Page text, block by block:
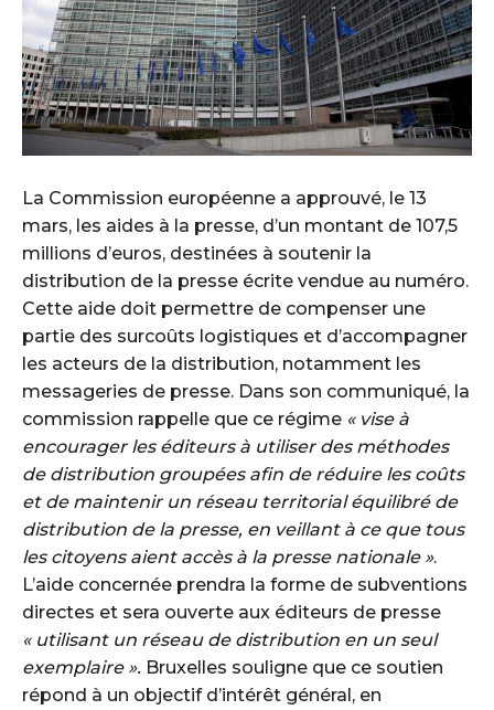
La Commission européenne a approuvé, le 13
mars, les aides à la presse, d’un montant de 107,5
millions d’euros, destinées à soutenir la
distribution de la presse écrite vendue au numéro.
Cette aide doit permettre de compenser une
partie des surcoûts logistiques et d’accompagner
les acteurs de la distribution, notamment les
messageries de presse. Dans son communiqué, la
commission rappelle que ce régime « vise à
encourager les éditeurs à utiliser des méthodes
de distribution groupées afin de réduire les coûts
et de maintenir un réseau territorial équilibré de
distribution de la presse, en veillant à ce que tous
les citoyens aient accès à la presse nationale ».
L’aide concernée prendra la forme de subventions
directes et sera ouverte aux éditeurs de presse
« utilisant un réseau de distribution en un seul
exemplaire ». Bruxelles souligne que ce soutien
répond à un objectif d’intérêt général, en